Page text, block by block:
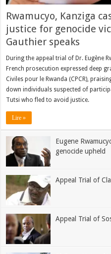
Rwamucyo, Kanziga
justice for genocide
Gauthier speaks
During the appeal trial of Dr. Eugène
French prosecution expressed deep
Civiles pour le Rwanda (CPCR),
down individuals suspected of
Tutsi who fled to avoid justice.
Lire »
Eugene
genocide upheld
Appeal Trial of
Appeal Trial of